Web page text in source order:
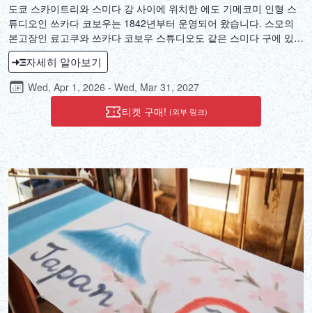
도쿄 스카이트리와 스미다 강 사이에 위치한 에도 기메코미 인형 스
튜디오인 쓰카다 코보우는 1842년부터 운영되어 왔습니다. 스모의
본고장인 료고쿠와 쓰카다 코보우 스튜디오도 같은 스미다 구에 있습
니다. 스모의 중심지에 가까운 이곳에서 스모 선수 인형의 마와시 요
추보에 장식용 천을 넣는 활동을 즐겨보세요. 일부 스모 선수 인형은
장식용 종이 달려 있는 등 장난기 넘치는 면도 있으며, 활동이 끝나면
도효 스모 링과 명판을 받을 수 있어 더욱 기대되는 활동입니다.
자세히 알아보기
Wed, Apr 1, 2026 - Wed, Mar 31, 2027
티켓 구매! (외부 링크)